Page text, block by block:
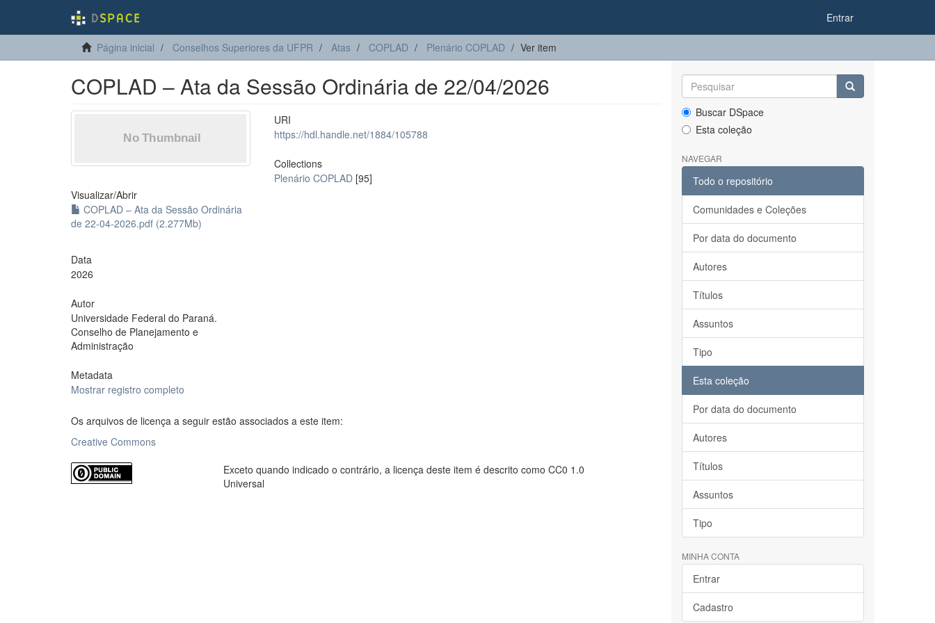
Entrar
Página inicial Conselhos Superiores da UFPR Atas COPLAD Plenário COPLAD Ver item
COPLAD – Ata da Sessão Ordinária de 22/04/2026
Visualizar/Abrir
COPLAD – Ata da Sessão Ordinária
de 22-04-2026.pdf (2.277Mb)
Data
2026
Autor
Universidade Federal do Paraná.
Conselho de Planejamento e
Administração
Metadata
Mostrar registro completo
URI
https://hdl.handle.net/1884/105788
Collections
Plenário COPLAD [95]
Os arquivos de licença a seguir estão associados a este item:
Creative Commons
Exceto quando indicado o contrário, a licença deste item é descrito como CC0 1.0
Universal
Buscar DSpace
Esta coleção
NAVEGAR
Todo o repositório
Comunidades e Coleções
Por data do documento
Autores
Títulos
Assuntos
Tipo
Esta coleção
Por data do documento
Autores
Títulos
Assuntos
Tipo
MINHA CONTA
Entrar
Cadastro